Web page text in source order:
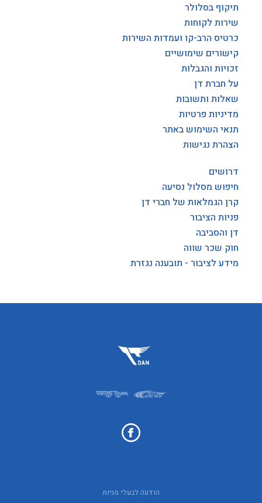
תיקוף בסלולר
שירות לקוחות
כרטיס הרב-קו ועמדות השירות
קישורים שימושיים
זכויות והגבלות
על חברת דן
שאלות ותשובות
מדיניות פרטיות
תנאי השימוש באתר
הצהרת נגישות
דרושים
חיפוש מסלול נסיעה
קרן הגמלאות של חברי דן
פניות הציבור
דן והסביבה
חוק שכר שווה
מידע לציבור - תובענה נגזרת
הודעה לבעלי מניות